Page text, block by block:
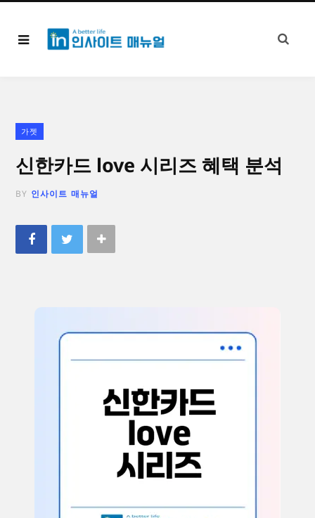
가젯
신한카드 love 시리즈 혜택 분석
BY 인사이트 매뉴얼